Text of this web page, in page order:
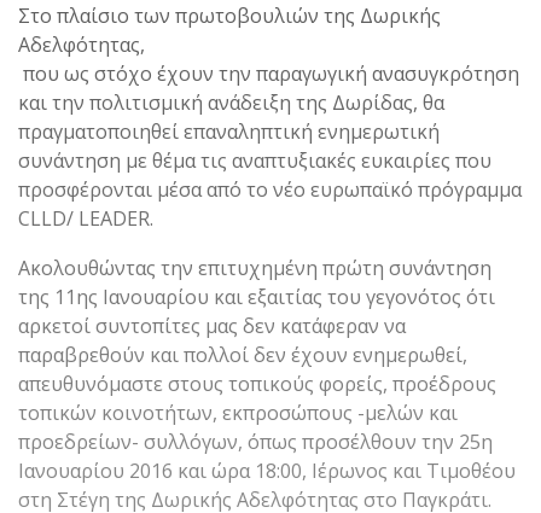
Στο πλαίσιο των πρωτοβουλιών της Δωρικής
Αδελφότητας,
που ως στόχο έχουν την παραγωγική ανασυγκρότηση
και την πολιτισμική ανάδειξη της Δωρίδας, θα
πραγματοποιηθεί επαναληπτική ενημερωτική
συνάντηση με θέμα τις αναπτυξιακές ευκαιρίες που
προσφέρονται μέσα από το νέο ευρωπαϊκό πρόγραμμα
CLLD/ LEADER.
Ακολουθώντας την επιτυχημένη πρώτη συνάντηση
της 11ης Ιανουαρίου και εξαιτίας του γεγονότος ότι
αρκετοί συντοπίτες μας δεν κατάφεραν να
παραβρεθούν και πολλοί δεν έχουν ενημερωθεί,
απευθυνόμαστε στους τοπικούς φορείς, προέδρους
τοπικών κοινοτήτων, εκπροσώπους -μελών και
προεδρείων- συλλόγων, όπως προσέλθουν την 25η
Ιανουαρίου 2016 και ώρα 18:00, Ιέρωνος και Τιμοθέου
στη Στέγη της Δωρικής Αδελφότητας στο Παγκράτι.